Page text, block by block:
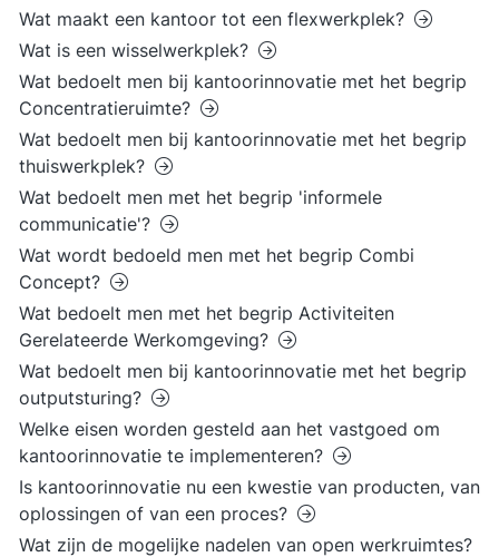
Wat maakt een kantoor tot een flexwerkplek?
Wat is een wisselwerkplek?
Wat bedoelt men bij kantoorinnovatie met het begrip
Concentratieruimte?
Wat bedoelt men bij kantoorinnovatie met het begrip
thuiswerkplek?
Wat bedoelt men met het begrip 'informele
communicatie'?
Wat wordt bedoeld men met het begrip Combi
Concept?
Wat bedoelt men met het begrip Activiteiten
Gerelateerde Werkomgeving?
Wat bedoelt men bij kantoorinnovatie met het begrip
outputsturing?
Welke eisen worden gesteld aan het vastgoed om
kantoorinnovatie te implementeren?
Is kantoorinnovatie nu een kwestie van producten, van
oplossingen of van een proces?
Wat zijn de mogelijke nadelen van open werkruimtes?